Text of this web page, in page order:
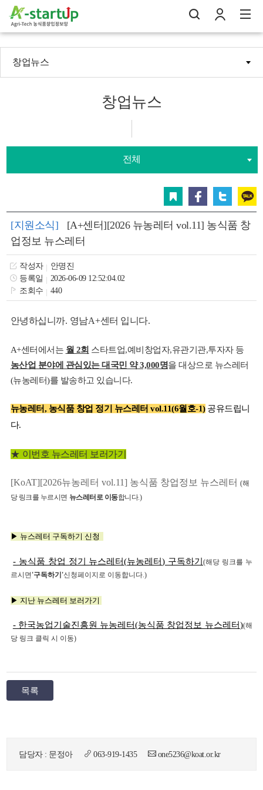
뉴
창업뉴스
창업뉴스
전체
트위터 카카오
[지원소식]
[A+센터][2026 뉴농레터 vol.11] 농식품 창
업정보 뉴스레터
작성자
안명진
등록일
2026-06-09 12:52:04.02
조회수
440
안녕하십니까. 영남A+센터 입니다.
A+센터에서는 월 2회 스타트업,예비창업자,유관기관,투자자 등
농산업 분야에 관심있는 대국민 약 3,000명을 대상으로 뉴스레터
(뉴농레터)를 발송하고 있습니다.
뉴농레터, 농식품 창업 정기 뉴스레터 vol.11(6월호-1)공유드립니
다.
★ 이번호 뉴스레터 보러가기
[KoAT][2026뉴농레터 vol.11] 농식품 창업정보 뉴스레터 (해
당 링크를 누르시면 뉴스레터로 이동합니다.)
▶ 뉴스레터 구독하기 신청
- 농식품 창업 정기 뉴스레터(뉴농레터) 구독하기(해당 링크를 누
르시면 '구독하기 '신청페이지로 이동합니다.)
▶ 지난 뉴스레터 보러가기
- 한국농업기술진흥원 뉴농레터(농식품 창업정보 뉴스레터)(해
당 링크 클릭 시
이동)
목록
담당자 : 문정아 063-919-1435 one5236@koat.or.kr